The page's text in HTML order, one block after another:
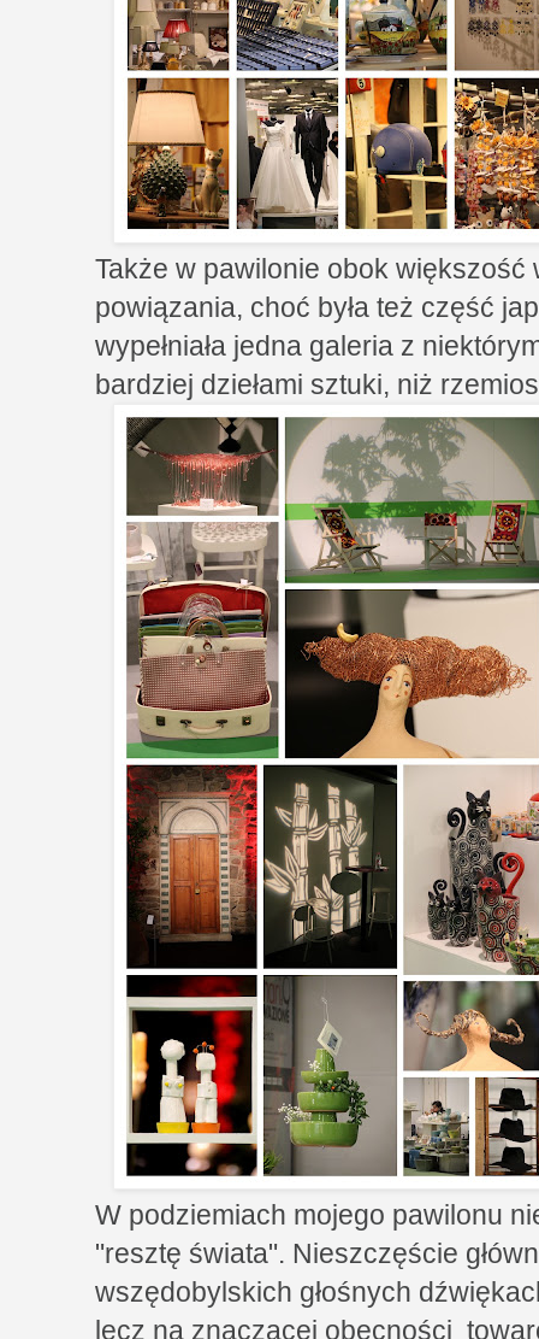
Także w pawilonie obok większość
powiązania, choć była też część
wypełniała jedna galeria z
bardziej dziełami sztuki, niż
W podziemiach mojego pawilonu
"resztę świata". Nieszczęście
wszędobylskich głośnych
lecz na znaczącej obecności